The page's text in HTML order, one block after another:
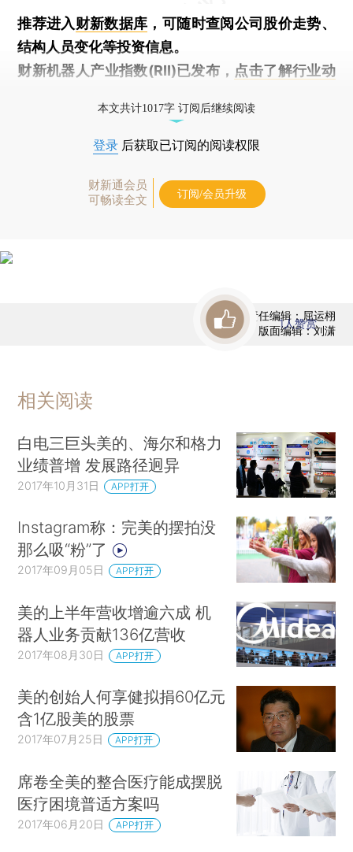
推荐进入财新数据库 ，可随时查阅公司股价走势、
结构人员变化等投资信息。
财新机器人产业指数(RII)已发布， 点击了解行业动
本文共计1017字 订阅后继续阅读
登录 后获取已订阅的阅读权限
财新通会员
可畅读全文
订阅/会员升级
责任编辑：屈运栩
版面编辑：刘潇
1人赞赏
相关阅读
白电三巨头美的、海尔和格力
业绩普增 发展路径迥异
2017年10月31日 APP打开
Instagram称：完美的摆拍没
那么吸“粉”了
2017年09月05日 APP打开
美的上半年营收增逾六成 机
器人业务贡献136亿营收
2017年08月30日 APP打开
美的创始人何享健拟捐60亿元
含1亿股美的股票
2017年07月25日 APP打开
席卷全美的整合医疗能成摆脱
医疗困境普适方案吗
2017年06月20日 APP打开